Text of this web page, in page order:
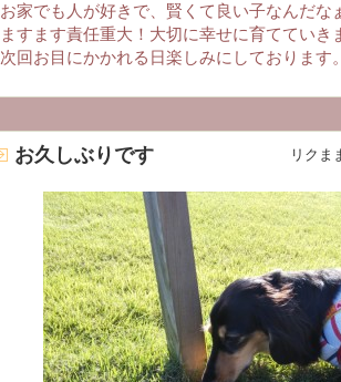
お家でも人が好きで、賢くて良い子なんだな
ますます責任重大！大切に幸せに育てていき
次回お目にかかれる日楽しみにしております
お久しぶりです リクま